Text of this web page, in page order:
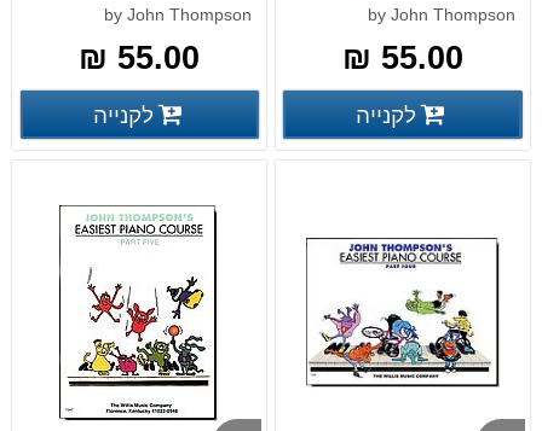
by John Thompson
55.00 ₪
פרטים נוספים פרטים נוספים לקנייה
by John Thompson
55.00 ₪
פרטים נוספים
לקנייה